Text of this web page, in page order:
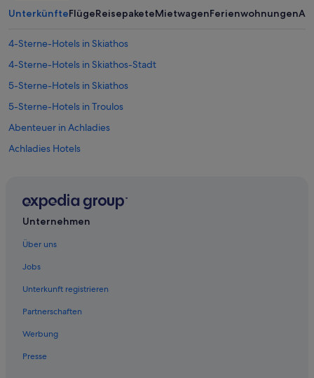
UnterkünfteFlügeReisepaketeMietwagenFerienwohnungen
4-Sterne-Hotels in Skiathos
4-Sterne-Hotels in Skiathos-Stadt
5-Sterne-Hotels in Skiathos
5-Sterne-Hotels in Troulos
Abenteuer in Achladies
Achladies Hotels
Hotels nahe Skiathos
Kolios Hotels
Ferienwohnungen in Koukounaries
Hotels mit Restaurant in Koukounaries
Megali Ammos Hotels
Unternehmen
Über uns
Jobs
Unterkunft registrieren
Partnerschaften
Werbung
Presse